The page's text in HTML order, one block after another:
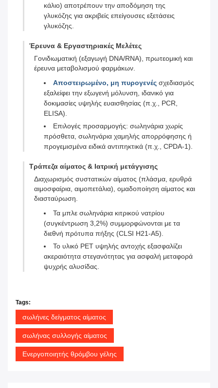
κάλιο) αποτρέπουν την αποδόμηση της
γλυκόζης για ακριβείς επείγουσες εξετάσεις
γλυκόζης.
Έρευνα & Εργαστηριακές Μελέτες
Γονιδιωματική (εξαγωγή DNA/RNA), πρωτεομική και
έρευνα μεταβολισμού φαρμάκων.
Αποστειρωμένο, μη πυρογενές σχεδιασμός
εξαλείφει την εξωγενή μόλυνση, ιδανικό για
δοκιμασίες υψηλής ευαισθησίας (π.χ., PCR,
ELISA).
Επιλογές προσαρμογής: σωληνάρια χωρίς
πρόσθετα, σωληνάρια χαμηλής απορρόφησης ή
προγεμισμένα ειδικά αντιπηκτικά (π.χ., CPDA-1).
Τράπεζα αίματος & Ιατρική μετάγγισης
Διαχωρισμός συστατικών αίματος (πλάσμα, ερυθρά
αιμοσφαίρια, αιμοπετάλια), ομαδοποίηση αίματος και
διασταύρωση.
Τα μπλε σωληνάρια κιτρικού νατρίου
(συγκέντρωση 3,2%) συμμορφώνονται με τα
διεθνή πρότυπα πήξης (CLSI H21-A5).
Το υλικό PET υψηλής αντοχής εξασφαλίζει
ακεραιότητα στεγανότητας για ασφαλή μεταφορά
ψυχρής αλυσίδας.
Tags:
σωλήνες δείγματος αίματος
σωλήνας συλλογής αίματος
Ενεργοποιητής θρόμβου γέλης